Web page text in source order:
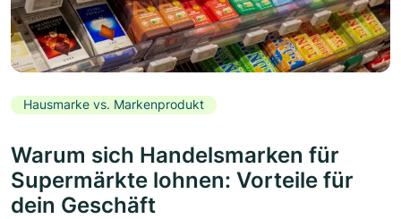
Hausmarke vs. Markenprodukt
Warum sich Handelsmarken für
Supermärkte lohnen: Vorteile für
dein Geschäft